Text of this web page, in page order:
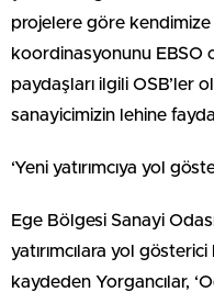
projelere göre
koordinasyonunu EBSO
paydaşları ilgili OSB’ler
sanayicimizin lehine
‘Yeni yatırımcıya yol
Ege Bölgesi Sanayi
yatırımcılara yol
kaydeden Yorgancılar,